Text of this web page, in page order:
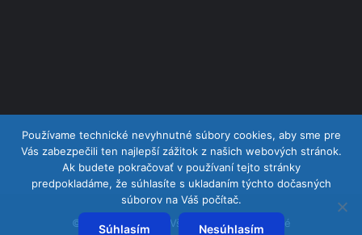
© Copyright 2026, Všetky práva vyhradené
Používame technické nevyhnutné súbory cookies, aby sme pre
Vás zabezpečili ten najlepší zážitok z našich webových stránok.
Ak budete pokračovať v používaní tejto stránky
predpokladáme, že súhlasíte s ukladaním týchto dočasných
súborov na Váš počítač.
Súhlasím Nesúhlasím